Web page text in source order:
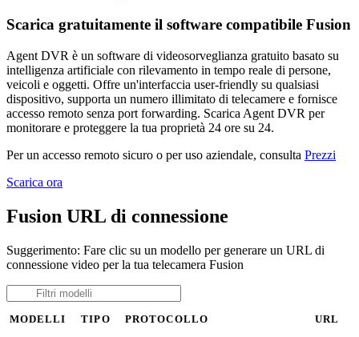
Scarica gratuitamente il software compatibile Fusion
Agent DVR è un software di videosorveglianza gratuito basato su
intelligenza artificiale con rilevamento in tempo reale di persone,
veicoli e oggetti. Offre un'interfaccia user-friendly su qualsiasi
dispositivo, supporta un numero illimitato di telecamere e fornisce
accesso remoto senza port forwarding. Scarica Agent DVR per
monitorare e proteggere la tua proprietà 24 ore su 24.
Per un accesso remoto sicuro o per uso aziendale, consulta Prezzi
Scarica ora
Fusion URL di connessione
Suggerimento: Fare clic su un modello per generare un URL di
connessione video per la tua telecamera Fusion
MODELLI TIPO PROTOCOLLO URL